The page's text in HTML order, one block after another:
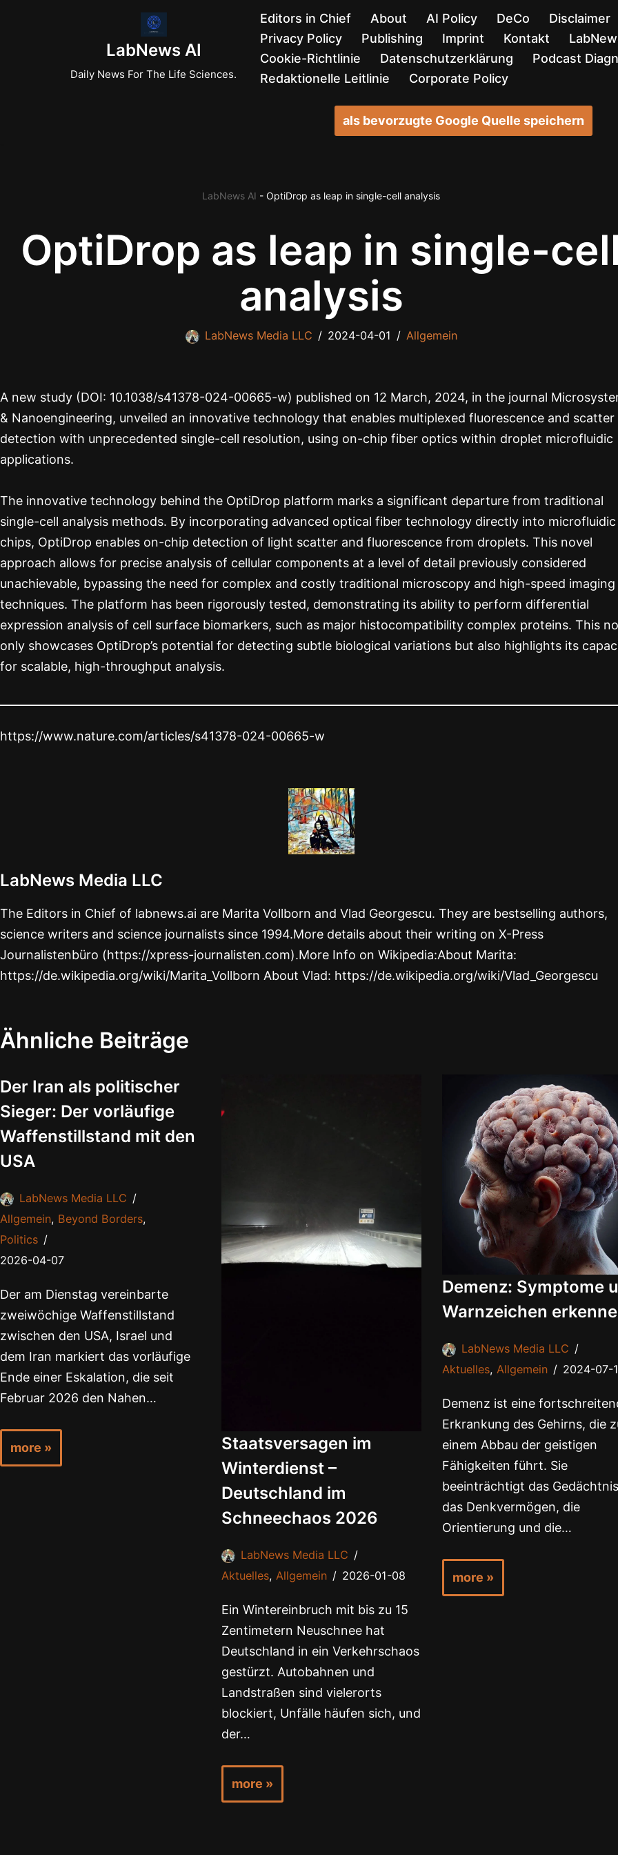
LabNews AI
Daily News For The Life Sciences.
Editors in Chief About AI Policy DeCo Disclaimer
Privacy Policy
Publishing Imprint Kontakt
Cookie-Richtlinie
Datenschutzerklärung
Podcast
Redaktionelle Leitlinie
Corporate Policy
als bevorzugte Google Quelle speichern
LabNews AI -OptiDrop as leap in single-cell analysis
OptiDrop as leap in single-cell
analysis
LabNews Media LLC 2024-04-01 Allgemein
A new study (DOI: 10.1038/s41378-024-00665-w) published on 12 March, 2024, in the journal
& Nanoengineering, unveiled an innovative technology that enables multiplexed fluorescence and scatter
detection with unprecedented single-cell resolution, using on-chip fiber optics within droplet microfluidic
applications.
The innovative technology behind the OptiDrop platform marks a significant departure from traditional
single-cell analysis methods. By incorporating advanced optical fiber technology directly into microfluidic
chips, OptiDrop enables on-chip detection of light scatter and fluorescence from droplets. This novel
approach allows for precise analysis of cellular components at a level of detail previously considered
unachievable, bypassing the need for complex and costly traditional microscopy and high-speed imaging
techniques. The platform has been rigorously tested, demonstrating its ability to perform differential
expression analysis of cell surface biomarkers, such as major histocompatibility complex proteins. This
only showcases OptiDrop’s potential for detecting subtle biological variations but also highlights its
for scalable, high-throughput analysis.
https://www.nature.com/articles/s41378-024-00665-w
LabNews Media LLC
The Editors in Chief of labnews.ai are Marita Vollborn and Vlad Georgescu. They are bestselling authors,
science writers and science journalists since 1994.More details about their writing on X-Press
Journalistenbüro (https://xpress-journalisten.com).More Info on Wikipedia:About Marita:
https://de.wikipedia.org/wiki/Marita_Vollborn About Vlad: https://de.wikipedia.org/wiki/Vlad_Georgescu
Ähnliche Beiträge
Der Iran als politischer
Sieger: Der vorläufige
Waffenstillstand mit den
USA
LabNews Media LLC
Allgemein, Beyond Borders,
Politics
2026-04-07
Der am Dienstag vereinbarte
zweiwöchige Waffenstillstand
zwischen den USA, Israel und
dem Iran markiert das vorläufige
Ende einer Eskalation, die seit
Februar 2026 den Nahen…
more »
Staatsversagen im
Winterdienst –
Deutschland im
Schneechaos 2026
LabNews Media LLC
Aktuelles, Allgemein 2026-01-08
Ein Wintereinbruch mit bis zu 15
Zentimetern Neuschnee hat
Deutschland in ein Verkehrschaos
gestürzt. Autobahnen und
Landstraßen sind vielerorts
blockiert, Unfälle häufen sich, und
der…
more »
Demenz: Symptome
Warnzeichen
LabNews Media LLC
Aktuelles,Allgemein 2024-07-
Demenz ist eine
Erkrankung des Gehirns, die
einem Abbau der geistigen
Fähigkeiten führt. Sie
beeinträchtigt das
das Denkvermögen, die
Orientierung und die…
more »